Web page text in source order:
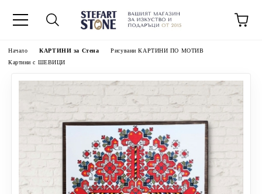
Начало КАРТИНИ за Стена
Рисувани КАРТИНИ ПО МОТИВ
Картини с ШЕВИЦИ